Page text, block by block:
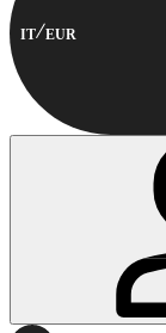
IT EUR